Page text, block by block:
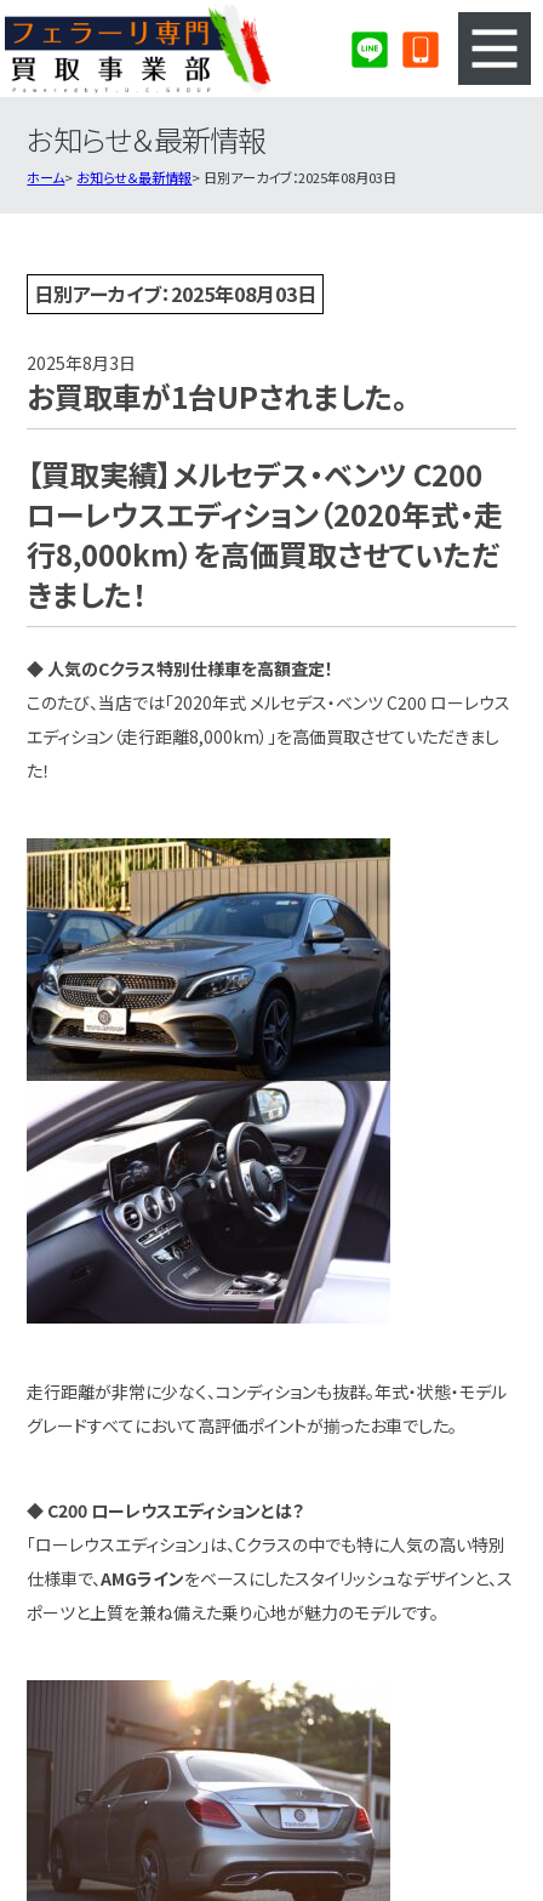
3ステップのカンタン査定
フェラーリ買取実績 会社概要・店舗紹介・MAP
お知らせ＆最新情報
ホーム お知らせ＆最新情報 日別アーカイブ：2025年08月03日
日別アーカイブ：2025年08月03日
2025年8月3日
お買取車が1台UPされました。
【買取実績】メルセデス・ベンツ C200
ローレウスエディション（2020年式・走
行8,000km）を高価買取させていただ
きました！
◆人気のCクラス特別仕様車を高額査定！
このたび、当店では「2020年式 メルセデス・ベンツ C200 ローレウス
エディション（走行距離8,000km）」を高価買取させていただきまし
た！
走行距離が非常に少なく、コンディションも抜群。年式・状態・モデル
グレードすべてにおいて高評価ポイントが揃ったお車でした。
◆ C200 ローレウスエディションとは？
「ローレウスエディション」は、Cクラスの中でも特に人気の高い特別
仕様車で、AMGラインをベースにしたスタイリッシュなデザインと、ス
ポーツと上質を兼ね備えた乗り心地が魅力のモデルです。